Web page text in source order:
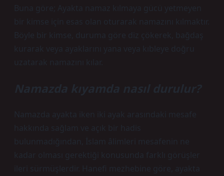
Buna göre; Ayakta namaz kılmaya gücü yetmeyen
bir kimse için esas olan oturarak namazını kılmaktır.
Böyle bir kimse, duruma göre diz çökerek, bağdaş
kurarak veya ayaklarını yana veya kıbleye doğru
uzatarak namazını kılar.
Namazda kıyamda nasıl durulur?
Namazda ayakta iken iki ayak arasındaki mesafe
hakkında sağlam ve açık bir hadis
bulunmadığından, İslam âlimleri mesafenin ne
kadar olması gerektiği konusunda farklı görüşler
ileri sürmüşlerdir. Hanefi mezhebine göre, ayakta